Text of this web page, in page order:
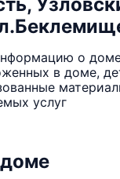
о
в доме,
услуг